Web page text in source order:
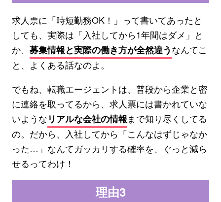
求人票に「時短勤務OK！」って書いてあったと
しても、実際は「入社してから1年間はダメ」と
か、 募集情報と実際の働き方が全然違うなんてこ
と、よくある話なのよ。
でもね、転職エージェントは、普段から企業と密
に連絡を取ってるから、求人票には書かれていな
いようなリアルな会社の情報まで知り尽くしてる
の。だから、入社してから「こんなはずじゃなか
った…」なんてガッカリする確率を、ぐっと減ら
せるってわけ！
理由3